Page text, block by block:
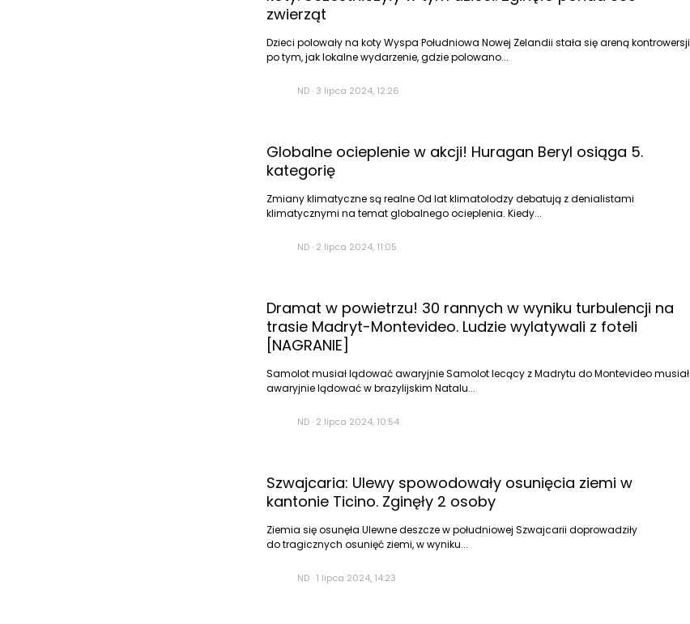
zwierząt
Dzieci polowały na koty Wyspa Południowa Nowej Zelandii stała się areną kontrowersji
po tym, jak lokalne wydarzenie, gdzie polowano...
ND · 3 lipca 2024, 12:26
Globalne ocieplenie w akcji! Huragan Beryl osiąga 5.
kategorię
Zmiany klimatyczne są realne Od lat klimatolodzy debatują z denialistami
klimatycznymi na temat globalnego ocieplenia. Kiedy...
ND · 2 lipca 2024, 11:05
Dramat w powietrzu! 30 rannych w wyniku turbulencji na
trasie Madryt-Montevideo. Ludzie wylatywali z foteli
[NAGRANIE]
Samolot musiał lądować awaryjnie Samolot lecący z Madrytu do Montevideo musiał
awaryjnie lądować w brazylijskim Natalu...
ND · 2 lipca 2024, 10:54
Szwajcaria: Ulewy spowodowały osunięcia ziemi w
kantonie Ticino. Zginęły 2 osoby
Ziemia się osunęła Ulewne deszcze w południowej Szwajcarii doprowadziły
do tragicznych osunięć ziemi, w wyniku...
ND · 1 lipca 2024, 14:23